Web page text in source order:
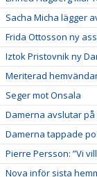
Sacha Micha lägger
Frida Ottosson ny
Iztok Pristovnik ny
Meriterad
Seger mot Onsala
Damerna avslutar
Damerna tappade
Pierre Persson: ”Vi
Nova inför sista